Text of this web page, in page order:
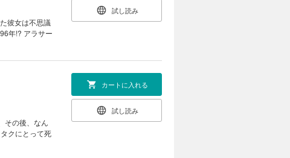
彼女は不思議
年!? アラサー
試し読み
その後、なん
クにとって死
カートに入れる
試し読み